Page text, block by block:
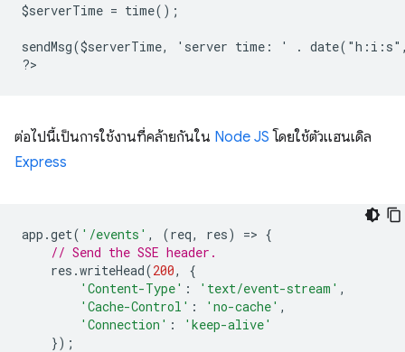
$serverTime = time();
sendMsg($serverTime, 'server time: ' .
?
ต่อไปนี้เป็นการใช้งานที่คล้ายกันใน Node JS โดยใช้ตัวแฮนเดิล
Express
app .get( '/events' , (req, res) => {
// Send the SSE header.
res .writeHead(200,
{
'Content-Type' : 'text/event-stream' ,
'Cache-Control' : 'no-cache' ,
'Connection' :
'keep-alive'
});